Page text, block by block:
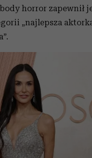
horror zapewnił
„najlepsza